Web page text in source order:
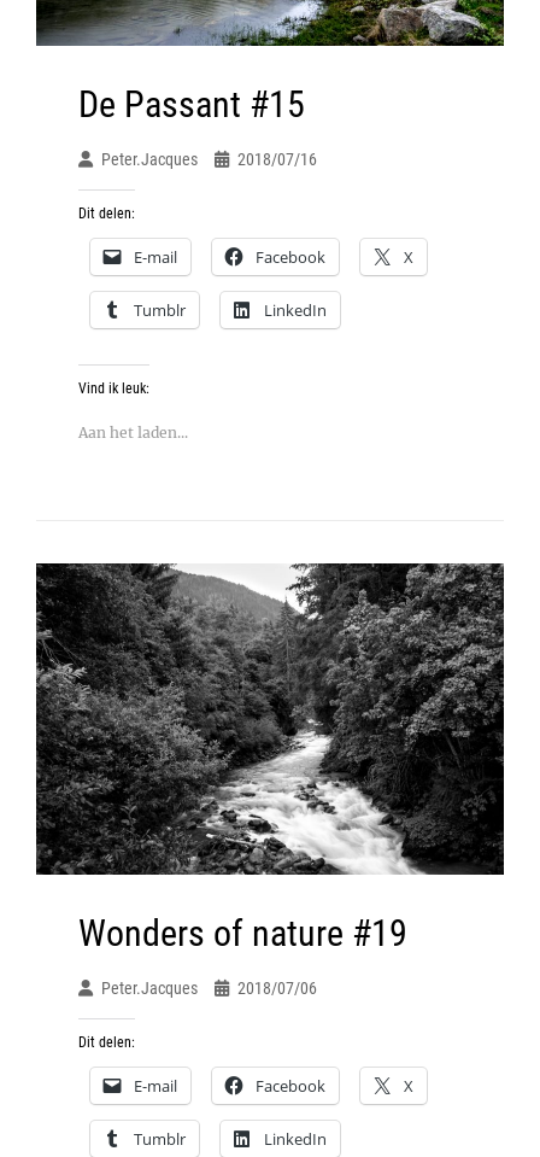
De Passant #15
Peter.jacques 2018/07/16
Dit delen:
E-mail Facebook X
Tumblr LinkedIn
Vind ik leuk:
Aan het laden...
Wonders of nature #19
Peter.jacques 2018/07/06
Dit delen:
E-mail Facebook X
Tumblr LinkedIn